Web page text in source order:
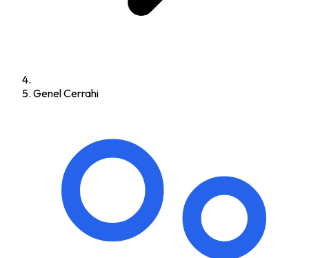
Genel Cerrahi